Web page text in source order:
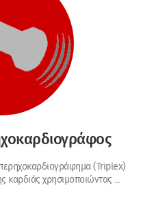
(Triplex)
καρδιάς χρησιμοποιώντας ...